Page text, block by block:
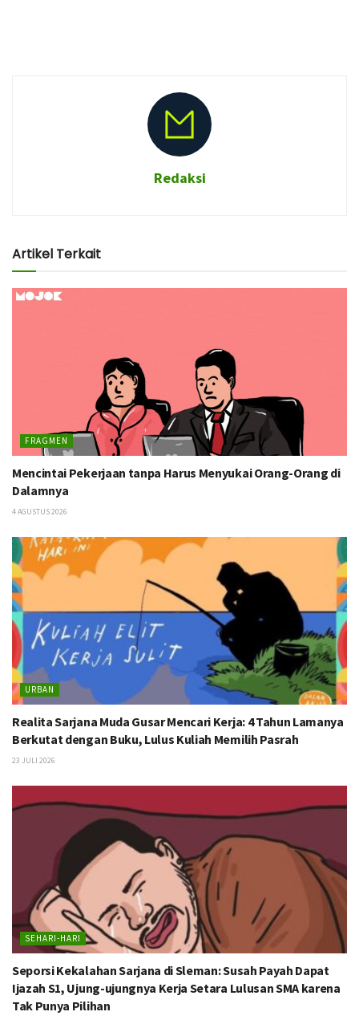
Redaksi
Artikel Terkait
FRAGMEN
Mencintai Pekerjaan tanpa Harus Menyukai Orang-Orang di
Dalamnya
4 AGUSTUS 2026
URBAN
Realita Sarjana Muda Gusar Mencari Kerja: 4 Tahun Lamanya
Berkutat dengan Buku, Lulus Kuliah Memilih Pasrah
23 JULI 2026
SEHARI-HARI
Seporsi Kekalahan Sarjana di Sleman: Susah Payah Dapat
Ijazah S1, Ujung-ujungnya Kerja Setara Lulusan SMA karena
Tak Punya Pilihan